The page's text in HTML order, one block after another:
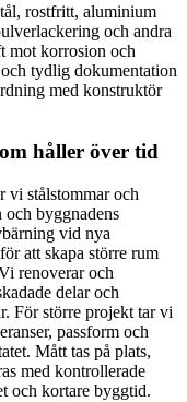
rostfritt, aluminium
och andra
mot korrosion och
tydlig dokumentation
med konstruktör
håller över tid
vi stålstommar och
och byggnadens
vid nya
att skapa större rum
renoverar och
delar och
För större projekt tar vi
passform och
Mått tas på plats,
med kontrollerade
och kortare byggtid.